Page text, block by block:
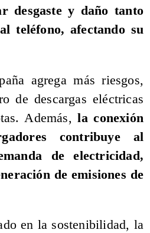
desgaste y daño tanto
teléfono, afectando su
agrega más riesgos,
de descargas eléctricas
Además,la conexión
contribuye al
de electricidad,
de emisiones de
en la sostenibilidad, la